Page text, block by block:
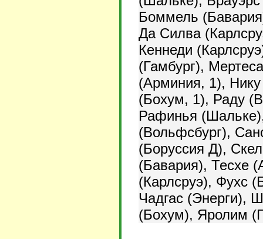
Боммель
Да Силва
Кеннеди
(Гамбург),
(Арминия, 1),
(Бохум, 1), Раду
Рафинья
(Вольфсбург),
(Боруссия Д),
(Бавария), Тесхе
(Карлсруэ), Фухс
Чадгас (Энерги),
(Бохум), Яролим